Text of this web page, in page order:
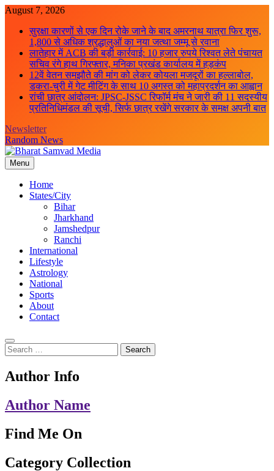
Skip
content
August 7, 2026
सुरक्षा कारणों से एक दिन रोके जाने के बाद अमरनाथ यात्रा फिर शुरू,
1,800 से अधिक श्रद्धालुओं का नया जत्था जम्मू से रवाना
लातेहार में ACB की बड़ी कार्रवाई: 10 हजार रुपये रिश्वत लेते पंचायत
सचिव रंगे हाथ गिरफ्तार, मनिका प्रखंड कार्यालय में हड़कंप
12वें वेतन समझौते की मांग को लेकर कोयला मजदूरों का हल्लाबोल,
डकरा-चुरी में गेट मीटिंग के साथ 10 अगस्त को महाप्रदर्शन का आह्वान
रांची छात्र आंदोलन: JPSC-JSSC रिफॉर्म मंच ने जारी की 11 सदस्यीय
प्रतिनिधिमंडल की सूची, सिर्फ छात्र रखेंगे सरकार के समक्ष अपनी बात
Newsletter
Random News
Bharat Samvad Media
Menu
Home
States/City
Bihar
Jharkhand
Jamshedpur
Ranchi
International
Lifestyle
Astrology
National
Sports
About
Contact
Search
for:
Author Info
Author Name
Find Me On
Category Collection